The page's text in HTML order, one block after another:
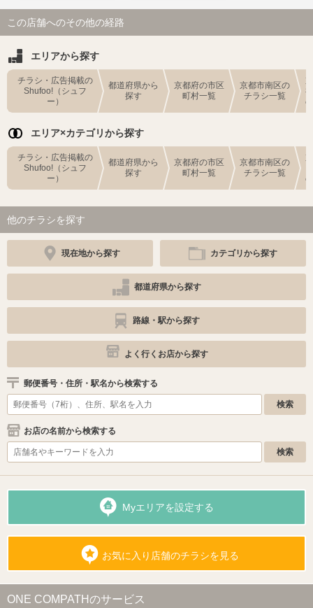
この店舗へのその他の経路
エリアから探す
チラシ・広告掲載の
Shufoo!（シュフ
ー）
都道府県から
探す
京都府の市区
町村一覧
京都市南区の
チラシ一覧
エリア×カテゴリから探す
チラシ・広告掲載の
Shufoo!（シュフ
ー）
都道府県から
探す
京都府の市区
町村一覧
京都市南区の
チラシ一覧
他のチラシを探す
現在地から探す カテゴリから探す
都道府県から探す
路線・駅から探す
よく行くお店から探す
郵便番号・住所・駅名から検索する
お店の名前から検索する
Myエリアを設定する
お気に入り店舗のチラシを見る
ONE COMPATHのサービス